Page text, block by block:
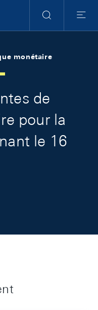
RechercheMenu
monétaire
de
pour la
le 16